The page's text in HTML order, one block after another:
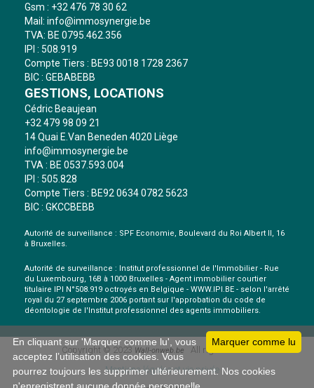
Gsm : +32 476 78 30 62
Mail: info@immosynergie.be
TVA: BE 0795.462.356
IPI : 508.919
Compte Tiers : BE93 0018 1728 2367
BIC : GEBABEBB
GESTIONS, LOCATIONS
Cédric Beaujean
+32 479 98 09 21
14 Quai E.Van Beneden 4020 Liège
info@immosynergie.be
TVA : BE 0537.593.004
IPI : 505.828
Compte Tiers : BE92 0634 0782 5623
BIC : GKCCBEBB
Autorité de surveillance : SPF Economie, Boulevard du Roi Albert II, 16
à Bruxelles.
Autorité de surveillance : Institut professionnel de l'Immobilier - Rue
du Luxembourg, 16B à 1000 Bruxelles - Agent immobilier courtier
titulaire IPI N°508.919 octroyés en Belgique - WWW.IPI.BE - selon l'arrêté
royal du 27 septembre 2006 portant sur l'approbation du code de
déontologie de l'Institut professionnel des agents immobiliers.
Copyright © 2023 Wall-onweb.be
All rights reserved
Mentions légales et vie privée
Marquer comme lu
En cliquant sur 'Marquer comme lu', vous
acceptez l’utilisation des cookies. Vous
pourrez toujours les supprimer ultérieurement. Nos cookies